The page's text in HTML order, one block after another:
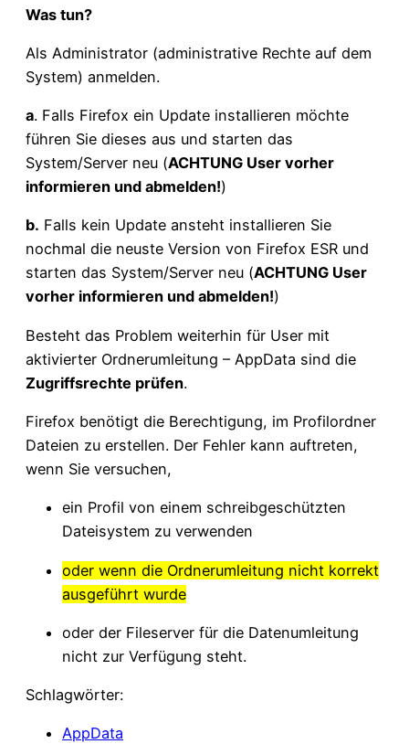
Was tun?
Als Administrator (administrative Rechte auf dem
System) anmelden.
a. Falls Firefox ein Update installieren möchte
führen Sie dieses aus und starten das
System/Server neu (ACHTUNG User vorher
informieren und abmelden!)
b. Falls kein Update ansteht installieren Sie
nochmal die neuste Version von Firefox ESR und
starten das System/Server neu (ACHTUNG User
vorher informieren und abmelden!)
Besteht das Problem weiterhin für User mit
aktivierter Ordnerumleitung – AppData sind die
Zugriffsrechte prüfen.
Firefox benötigt die Berechtigung, im Profilordner
Dateien zu erstellen. Der Fehler kann auftreten,
wenn Sie versuchen,
ein Profil von einem schreibgeschützten
Dateisystem zu verwenden
oder wenn die Ordnerumleitung nicht korrekt
ausgeführt wurde
oder der Fileserver für die Datenumleitung
nicht zur Verfügung steht.
Schlagwörter:
AppData